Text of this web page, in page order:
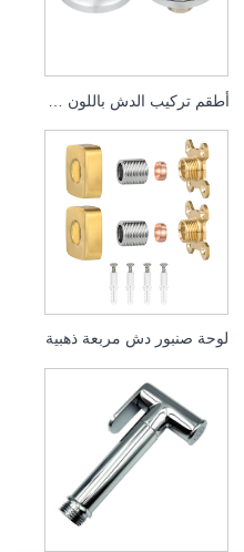
لوحة صنبور دش مربعة ذهبية